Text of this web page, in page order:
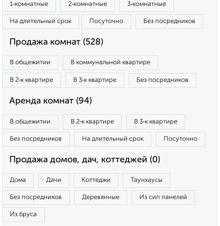
1‑комнатные 2‑комнатные 3‑комнатные
На длительный срок Посуточно Без посредников
Продажа комнат (528)
В общежитии В коммунальной квартире
В 2‑к квартире В 3‑к квартире Без посредников
Аренда комнат (94)
В общежитии В 2‑к квартире В 3‑к квартире
Без посредников На длительный срок Посуточно
Продажа домов, дач, коттеджей (0)
Дома Дачи Коттеджи Таунхаусы
Без посредников Деревянные Из сип панелей
Из бруса